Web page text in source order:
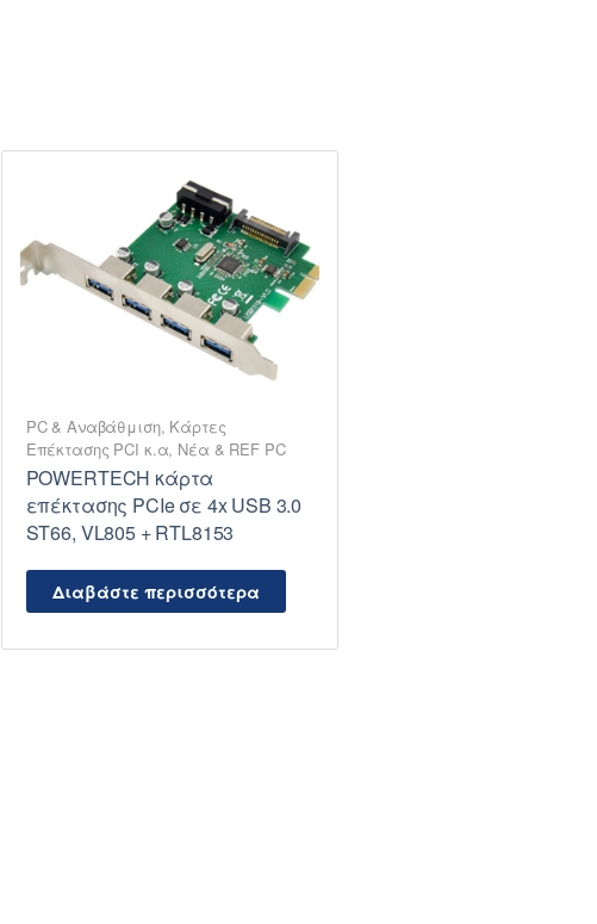
PC & Αναβάθμιση, Κάρτες
Επέκτασης PCI κ.α, Νέα & REF PC
POWERTECH κάρτα
επέκτασης PCIe σε 4x USB 3.0
ST66, VL805 + RTL8153
Διαβάστε περισσότερα